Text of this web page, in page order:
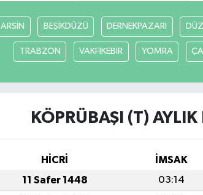
ARSİN BEŞİKDÜZÜ DERNEKPAZARI
TRABZON VAKFIKEBİR YOMRA
KÖPRÜBAŞI (T)
HİCRİ İMSAK
11 Safer 1448 03:14